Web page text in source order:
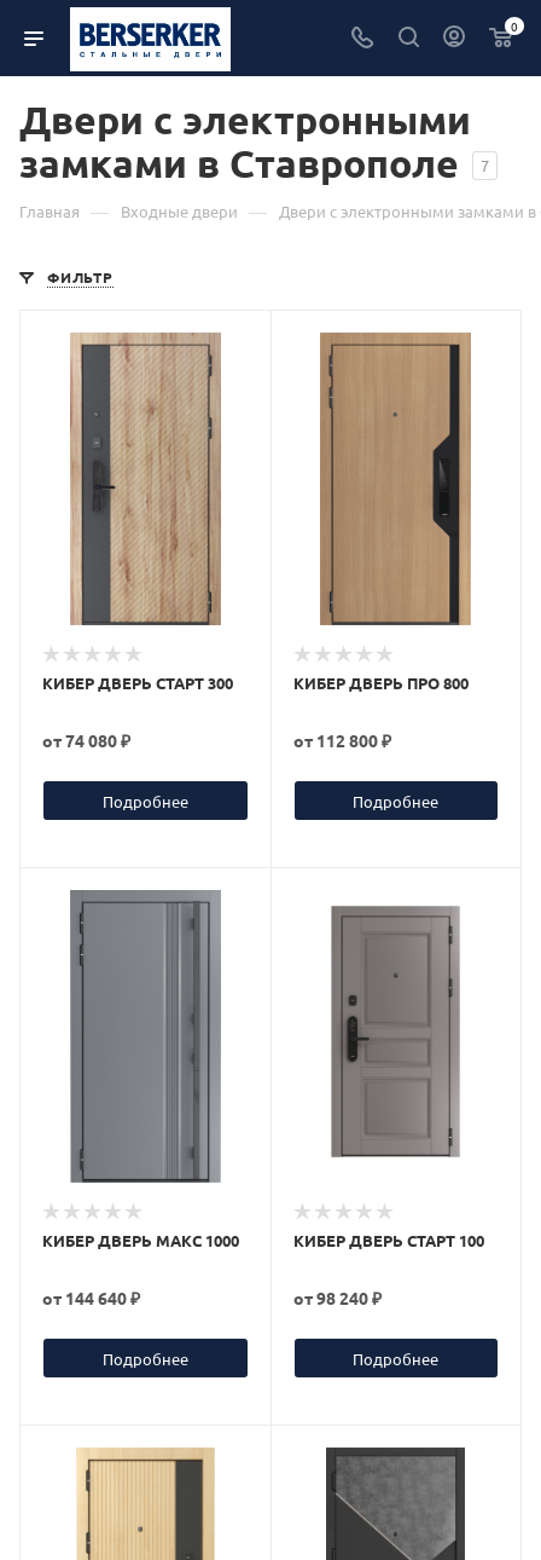
0
Двери с электронными
замками в Ставрополе
7
Главная — Входные двери — Двери с электронными замками в
ФИЛЬТР
КИБЕР ДВЕРЬ СТАРТ 300
от74 080 ₽
Подробнее
КИБЕР ДВЕРЬ ПРО 800
от 112 800 ₽
Подробнее
КИБЕР ДВЕРЬ МАКС 1000
от 144 640 ₽
Подробнее
КИБЕР ДВЕРЬ СТАРТ 100
от98 240 ₽
Подробнее